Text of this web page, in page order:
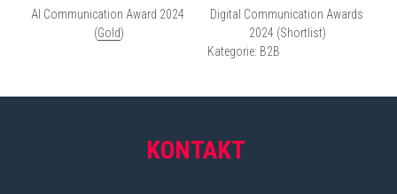
AI Communication Award 2024
(Gold)
Digital Communication Awards
2024 (Shortlist)
Kategorie: B2B
KONTAKT